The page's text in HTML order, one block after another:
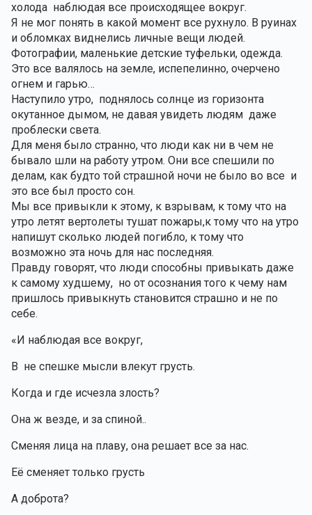
холода  наблюдая все происходящее вокруг.
Я не мог понять в какой момент все рухнуло. В руинах
и обломках виднелись личные вещи людей.
Фотографии, маленькие детские туфельки, одежда.
Это все валялось на земле, испепелинно, очерчено
огнем и гарью…
Наступило утро,  поднялось солнце из горизонта
окутанное дымом, не давая увидеть людям  даже
проблески света.
Для меня было странно, что люди как ни в чем не
бывало шли на работу утром. Они все спешили по
делам, как будто той страшной ночи не было во все  и
это все был просто сон.
Мы все привыкли к этому, к взрывам, к тому что на
утро летят вертолеты тушат пожары,к тому что на утро
напишут сколько людей погибло, к тому что
возможно эта ночь для нас последняя.
Правду говорят, что люди способны привыкать даже
к самому худшему,  но от осознания того к чему нам
пришлось привыкнуть становится страшно и не по
себе.
«И наблюдая все вокруг,
В  не спешке мысли влекут грусть.
Когда и где исчезла злость?
Она ж везде, и за спиной..
Сменяя лица на плаву, она решает все за нас.
Её сменяет только грусть
А доброта?